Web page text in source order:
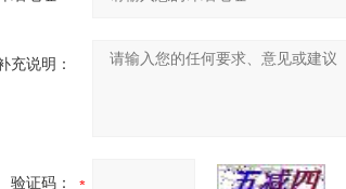
充说明：
验证码：